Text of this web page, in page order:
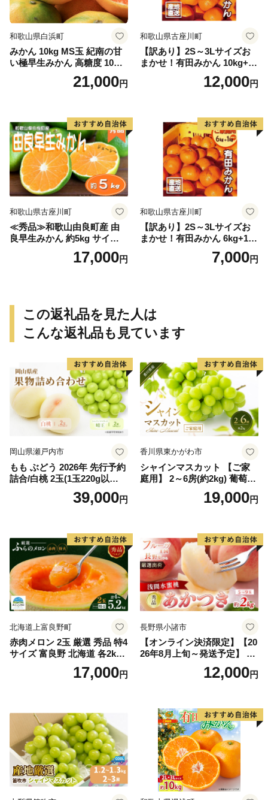
和歌山県白浜町
みかん 10kg MS玉 紀南の甘
い極早生みかん 高糖度 10月
以降発送 マルチ被覆栽培
21,000円
和歌山県古座川町
【訳あり】2S～3Lサイズお
まかせ！有田みかん 10kg+2k
g保証分 11月から12月下旬ま
でに順次発送致します。 / 訳
ん 和歌山 ご家庭用
12,000円
和歌山県古座川町
≪秀品≫和歌山由良町産 由
良早生みかん 約5kg サイズお
まかせ【sml106C】17,000円
和歌山県古座川町
【訳あり】2S～3Lサイズお
まかせ！有田みかん 6kg+1kg
保証分 11月から12月下旬ま
でに順次発送致します。 / 訳
7,000円
この返礼品を見た人は
こんな返礼品も見ています
岡山県瀬戸内市
もも ぶどう 2026年 先行予約
詰合/白桃 2玉(1玉220g以
上)・シャインマスカット 晴
39,000円
香川県東かがわ市
シャインマスカット 【ご家
庭用】 2～6房(約2kg) 葡萄 ぶ
どう ブドウ フルーツ 果物 く
だもの 果実 旬の果物 旬のフ
19,000円
北海道上富良野町
赤肉メロン 2玉 厳選 秀品 特4
サイズ 富良野 北海道 各2kg
～2.6kg 2玉 セット ファーム
富良野 メロン めろん 果物 く
17,000円
長野県小諸市
【オンライン決済限定】【20
26年8月上旬～発送予定】 先
行予約 「浅間水蜜桃プレミ
アム」 もも あかつき 秀品 約
果肉 長野県産 小諸市
12,000円